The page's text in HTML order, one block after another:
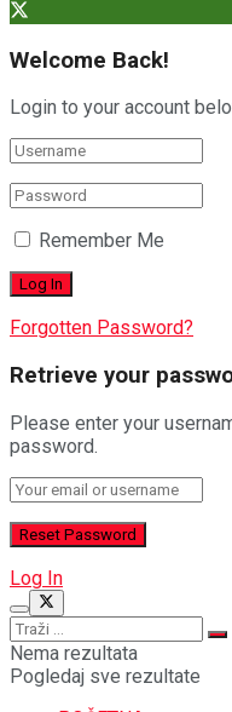
Welcome Back!
Login to your account
Remember Me
Forgotten Password?
Retrieve your
Please enter your
password.
Log In
Nema rezultata
Pogledaj sve rezultate